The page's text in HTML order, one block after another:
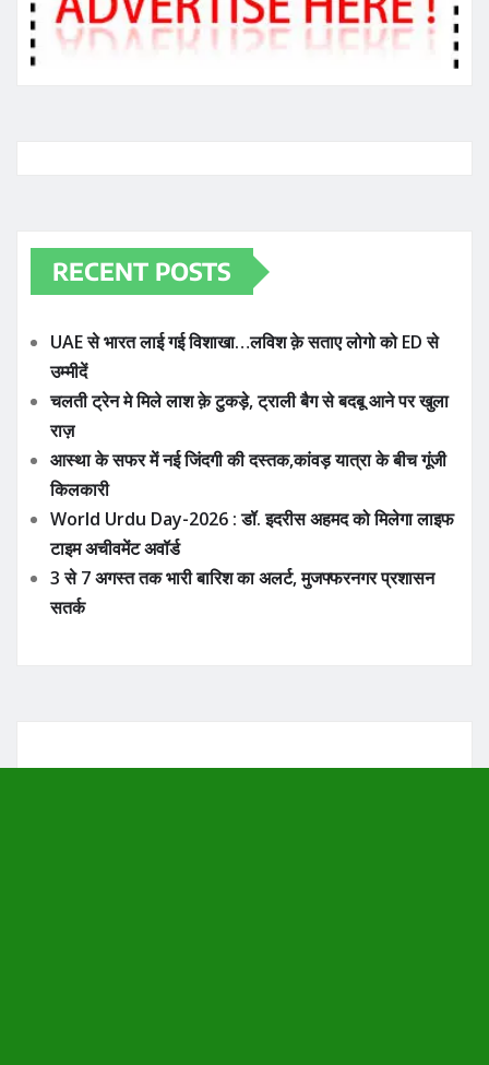
RECENT POSTS
UAE से भारत लाई गई विशाखा…लविश क़े सताए लोगो को ED से
उम्मीदें
चलती ट्रेन मे मिले लाश क़े टुकड़े, ट्राली बैग से बदबू आने पर खुला
राज़
आस्था के सफर में नई जिंदगी की दस्तक,कांवड़ यात्रा के बीच गूंजी
किलकारी
World Urdu Day-2026 : डॉ. इदरीस अहमद को मिलेगा लाइफ
टाइम अचीवमेंट अवॉर्ड
3 से 7 अगस्त तक भारी बारिश का अलर्ट, मुजफ्फरनगर प्रशासन
सतर्क